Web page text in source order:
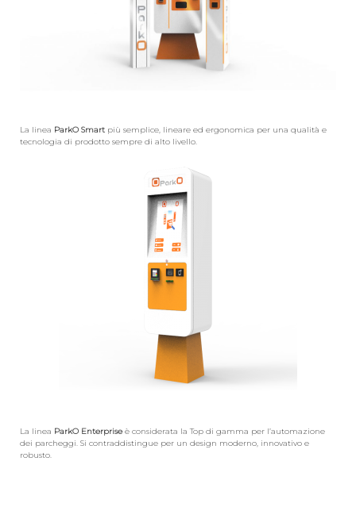
La linea ParkO Smart più semplice, lineare ed ergonomica per una qualità e
tecnologia di prodotto sempre di alto livello.
La linea ParkO Enterprise è considerata la Top di gamma per l’automazione
dei parcheggi. Si contraddistingue per un design moderno, innovativo e
robusto.